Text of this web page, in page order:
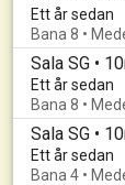
Ett år sedan
Bana 8 •
Sala SG •
Ett år sedan
Bana 8 •
Sala SG •
Ett år sedan
Bana 4 •